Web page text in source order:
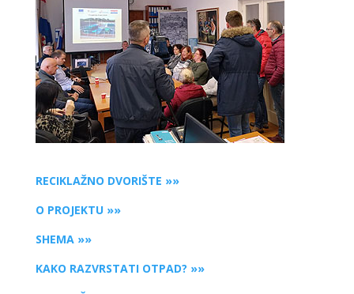
RECIKLAŽNO DVORIŠTE »»
O PROJEKTU »»
SHEMA »»
KAKO RAZVRSTATI OTPAD? »»